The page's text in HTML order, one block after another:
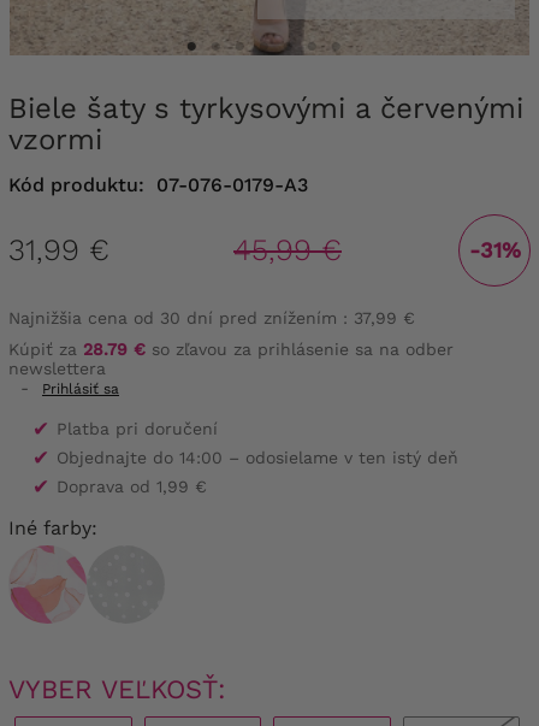
Biele šaty s tyrkysovými a červenými
vzormi
Kód produktu: 07-076-0179-A3
31,99 € 45,99 € -31%
Najnižšia cena od 30 dní pred znížením : 37,99 €
Kúpiť za 28.79 € so zľavou za prihlásenie sa na odber
newslettera
-
Prihlásiť sa
✔ Platba pri doručení
✔ Objednajte do 14:00 – odosielame v ten istý deň
✔ Doprava od 1,99 €
Iné farby:
VYBER VEĽKOSŤ: